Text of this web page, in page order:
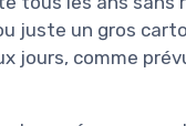
juste un gros
jours, comme